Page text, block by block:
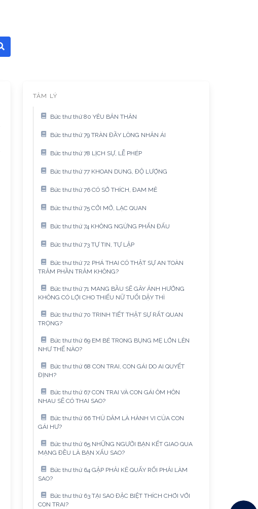
TÂM LÝ
Bức thư thứ 80 YÊU BẢN THÂN
Bức thư thứ 79 TRÀN ĐẦY LÒNG NHÂN ÁI
Bức thư thứ 78 LỊCH SỰ, LỄ PHÉP
Bức thư thứ 77 KHOAN DUNG, ĐỘ LƯỢNG
Bức thư thứ 76 CÓ SỞ THÍCH, ĐAM MÊ
Bức thư thứ 75 CỞI MỞ, LẠC QUAN
Bức thư thứ 74 KHÔNG NGỪNG PHẤN ĐẤU
Bức thư thứ 73 TỰ TIN, TỰ LẬP
Bức thư thứ 72 PHÁ THAI CÓ THẬT SỰ AN TOÀN
TRĂM PHẦN TRĂM KHÔNG?
Bức thư thứ 71 MANG BẦU SẼ GÂY ẢNH HƯỞNG
KHÔNG CÓ LỢI CHO THIẾU NỮ TUỔI DẬY THÌ
Bức thư thứ 70 TRINH TIẾT THẬT SỰ RẤT QUAN
TRỌNG?
Bức thư thứ 69 EM BÉ TRONG BỤNG MẸ LỚN LÊN
NHƯ THẾ NÀO?
Bức thư thứ 68 CON TRAI, CON GÁI DO AI QUYẾT
ĐỊNH?
Bức thư thứ 67 CON TRAI VÀ CON GÁI ÔM HÔN
NHAU SẼ CÓ THAI SAO?
Bức thư thứ 66 THỦ DÂM LÀ HÀNH VI CỦA CON
GÁI HƯ?
Bức thư thứ 65 NHỮNG NGƯỜI BẠN KẾT GIAO QUA
MẠNG ĐỀU LÀ BẠN XẤU SAO?
Bức thư thứ 64 GẶP PHẢI KẺ QUẤY RỐI PHẢI LÀM
SAO?
Bức thư thứ 63 TẠI SAO ĐẶC BIỆT THÍCH CHƠI VỚI
CON TRAI?